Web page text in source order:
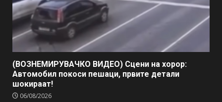
(ВОЗНЕМИРУВАЧКО ВИДЕО) Сцени на хорор:
Автомобил покоси пешаци, првите детали
шокираат!
06/08/2026